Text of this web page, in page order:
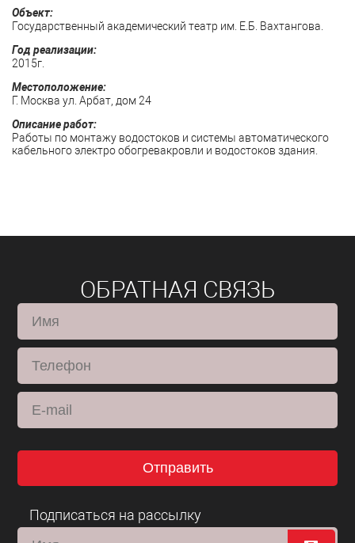
Объект:
Государственный академический театр им. Е.Б. Вахтангова.
Год реализации:
2015г.
Местоположение:
Г. Москва ул. Арбат, дом 24
Описание работ:
Работы по монтажу водостоков и системы автоматического
кабельного электро обогревакровли и водостоков здания.
ОБРАТНАЯ СВЯЗЬ
Отправить
Подписаться на рассылку